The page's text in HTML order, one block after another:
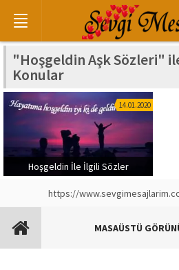
"Hoşgeldin Aşk Sözleri"
Konular
Hoşgeldin İle İlgili Sözler
14.01.2020
https://
MASAÜSTÜ